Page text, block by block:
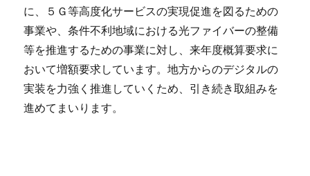
に、５Ｇ等高度化サービスの実現促進を図るための
事業や、条件不利地域における光ファイバーの整備
等を推進するための事業に対し、来年度概算要求に
おいて増額要求しています。地方からのデジタルの
実装を力強く推進していくため、引き続き取組みを
進めてまいります。